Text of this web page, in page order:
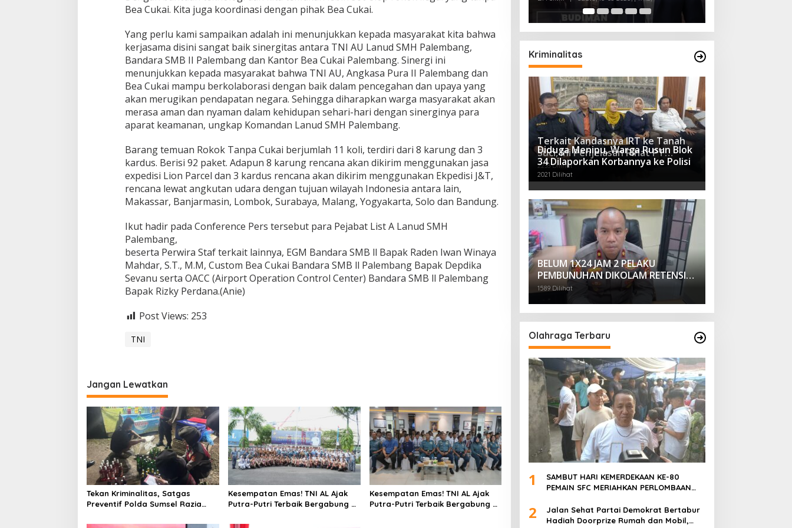
a
i
e
l
a
u
i
B
a
n
d
r
a
I
n
t
e
n
s
i
o
n
a
l
M
B
e
m
b
a
n
g
Bea Cukai. Kita juga koordinasi dengan pihak Bea Cukai.
Yang perlu kami sampaikan adalah ini menunjukkan kepada masyarakat kita bahwa
kerjasama disini sangat baik sinergitas antara TNI AU Lanud SMH Palembang,
Bandara SMB II Palembang dan Kantor Bea Cukai Palembang. Sinergi ini
menunjukkan kepada masyarakat bahwa TNI AU, Angkasa Pura II Palembang dan
Bea Cukai mampu berkolaborasi dengan baik dalam pencegahan dan upaya yang
akan merugikan pendapatan negara. Sehingga diharapkan warga masyarakat akan
merasa aman dan nyaman dalam kehidupan sehari-hari dengan sinerginya para
aparat keamanan, ungkap Komandan Lanud SMH Palembang.
Barang temuan Rokok Tanpa Cukai berjumlah 11 koli, terdiri dari 8 karung dan 3
kardus. Berisi 92 paket. Adapun 8 karung rencana akan dikirim menggunakan jasa
expedisi Lion Parcel dan 3 kardus rencana akan dikirim menggunakan Ekpedisi J&T,
rencana lewat angkutan udara dengan tujuan wilayah Indonesia antara lain,
Makassar, Banjarmasin, Lombok, Surabaya, Malang, Yogyakarta, Solo dan Bandung.
Ikut hadir pada Conference Pers tersebut para Pejabat List A Lanud SMH
Palembang,
beserta Perwira Staf terkait lainnya, EGM Bandara SMB ll Bapak Raden Iwan Winaya
Mahdar, S.T., M.M, Custom Bea Cukai Bandara SMB ll Palembang Bapak Depdika
Sevanu serta OACC (Airport Operation Control Center) Bandara SMB ll Palembang
Bapak Rizky Perdana.(Anie)
Post Views: 253
TNI
Jangan Lewatkan
Tekan Kriminalitas, Satgas
Preventif Polda Sumsel Razia
Kesempatan Emas! TNI AL Ajak
Putra-Putri Terbaik Bergabung di
Kesempatan Emas! TNI AL Ajak
Putra-Putri Terbaik Bergabung di
Kriminalitas
Terkait Kandasnya IRT ke Tanah
Suci, Ini Penjelasan Pihat PT
Selapan Tour Jayanto
2233 Dilihat
Diduga Menipu, Warga Rusun Blok
34 Dilaporkan Korbannya ke Polisi
2021 Dilihat
BELUM 1X24 JAM 2 PELAKU
PEMBUNUHAN DIKOLAM RETENSI
BELAKANG DPRD KOTA
PALEMBANG TELAH DIRINGKUS
ANGGOTA POLSEK SU 1
PALEMBANG.
1589 Dilihat
Olahraga Terbaru
1
SAMBUT HARI KEMERDEKAAN KE-80
PEMAIN SFC MERIAHKAN PERLOMBAAN
2
Jalan Sehat Partai Demokrat Bertabur
Hadiah Doorprize Rumah dan Mobil,